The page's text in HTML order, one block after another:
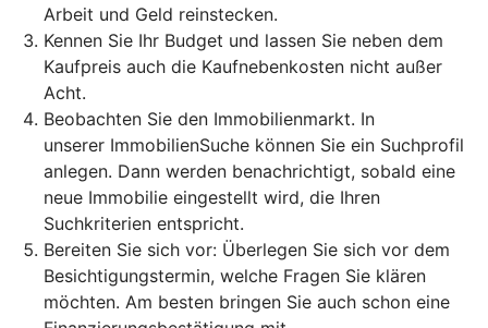
Arbeit und Geld reinstecken.
Kennen Sie Ihr Budget und lassen Sie neben dem
Kaufpreis auch die Kaufnebenkosten nicht außer
Acht.
Beobachten Sie den Immobilienmarkt. In
unserer ImmobilienSuche können Sie ein Suchprofil
anlegen. Dann werden benachrichtigt, sobald eine
neue Immobilie eingestellt wird, die Ihren
Suchkriterien entspricht.
Bereiten Sie sich vor: Überlegen Sie sich vor dem
Besichtigungstermin, welche Fragen Sie klären
möchten. Am besten bringen Sie auch schon eine